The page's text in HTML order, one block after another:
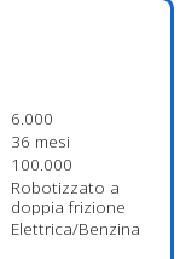
6.000
36 mesi
100.000
Robotizzato a
doppia frizione
Elettrica/Benzina